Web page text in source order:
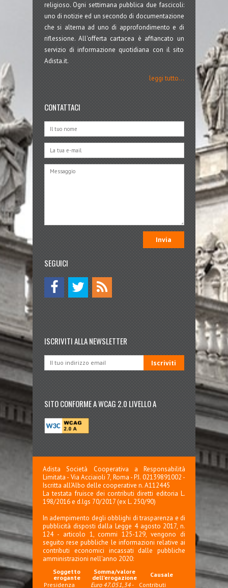
religioso. Ogni settimana pubblica due fascicoli:
uno di notizie ed un secondo di documentazione
che si alterna ad uno di approfondimento e di
riflessione. All'offerta cartacea è affiancato un
servizio di informazione quotidiana con il sito
Adista.it.
leggi tutto...
CONTATTACI
SEGUICI
ISCRIVITI ALLA NEWSLETTER
SITO CONFORME A WCAG 2.0 LIVELLO A
Adista Società Cooperativa a Responsabilità
Limitata - Via Acciaioli 7, Roma - P.I. 02139891002 -
Iscritta all'Albo delle cooperative n. A112445
La testata fruisce dei contributi diretti editoria L.
198/2016 e d.lgs 70/2017 (ex L. 250/90)
In adempimento degli obblighi di trasparenza e di
pubblicità disposti dalla Legge 4 agosto 2017, n.
124 - articolo 1, commi 125-129, vengono di
seguito rese pubbliche le informazioni relative ai
contributi economici incassati dalle pubbliche
amministrazioni nell'anno 2020:
Soggetto
erogante
Somma/valore
dell'erogazione
Causale
Presidenza
Euro 47.051,34-
Contributi